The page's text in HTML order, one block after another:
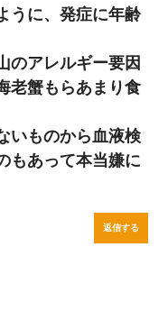
うに、発症に年齢
のアレルギー要因
老蟹もらあまり食
いものから血液検
もあって本当嫌に
返信する